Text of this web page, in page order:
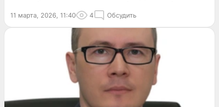
11 марта, 2026, 11:40 4 Обсудить